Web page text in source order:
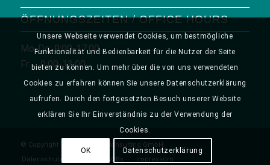
ÖFFNUNGSZEITEN / OFFICE HOURS
Mo-Do: 9:00-17:00
Fr: 9:00-13:00
© Copyright - CCO Creative Consulting GmbH
Datenschutzerklärung
AGBs Impressum
Unsere Webseite verwendet Cookies, um bestmögliche
Funktionalität und Bedienbarkeit für die Nutzer der Seite
bieten zu können. Um mehr über die von uns verwendeten
Cookies zu erfahren können Sie unsere Datenschutzerklärung
aufrufen. Durch den fortgesetzten Besuch unserer Website
erklären Sie Ihr Einverständnis zu der Verwendung der
Cookies.
OK Datenschutzerklärung